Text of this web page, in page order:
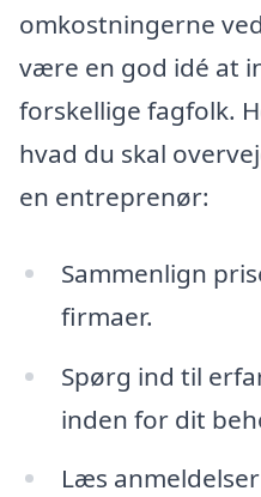
omkostningerne
være en god idé at
forskellige fagfolk.
hvad du skal
en entreprenør:
Sammenlign
firmaer.
Spørg ind til
inden for dit
Læs